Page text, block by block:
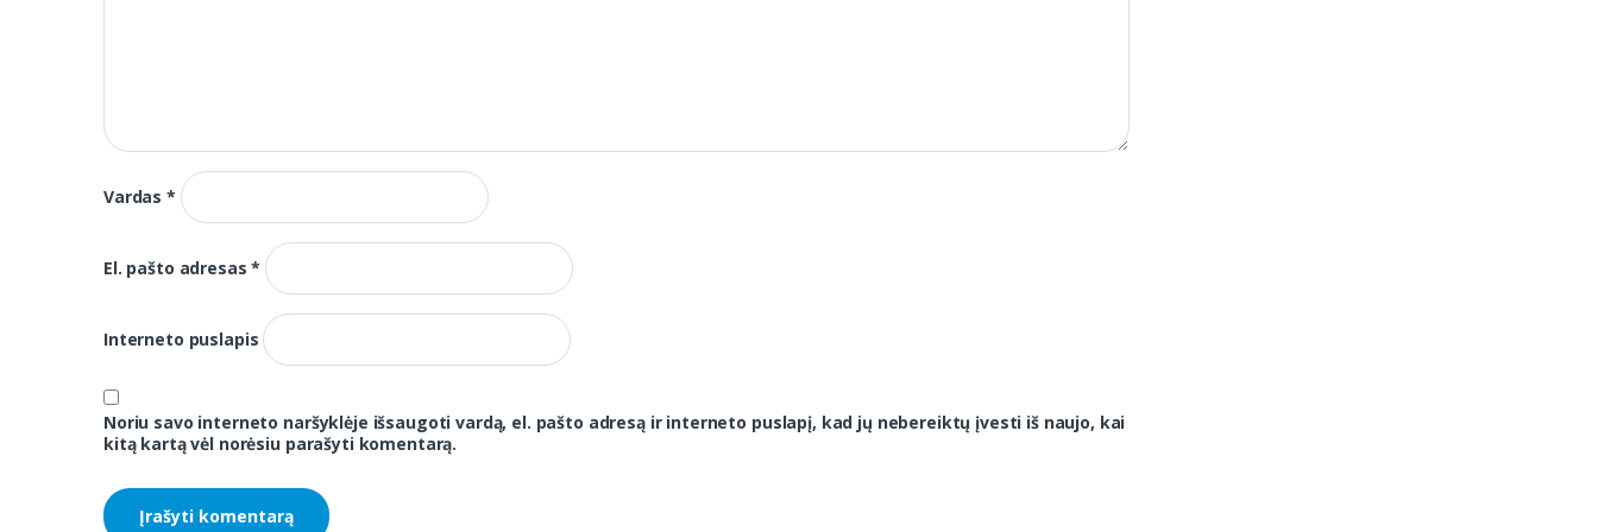
Vardas*
El. pašto adresas*
Interneto puslapis
Noriu savo interneto naršyklėje išsaugoti vardą, el. pašto adresą ir interneto puslapį, kad jų nebereiktų įvesti iš naujo, kai
kitą kartą vėl norėsiu parašyti komentarą.